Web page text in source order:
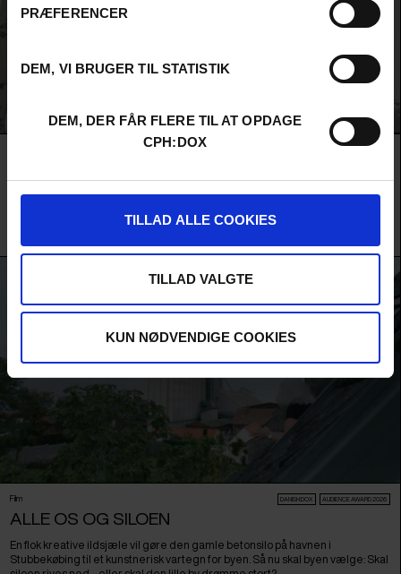
PRÆFERENCER
DEM, VI BRUGER TIL STATISTIK
DEM, DER FÅR FLERE TIL AT OPDAGE
CPH:DOX
TILLAD ALLE COOKIES
TILLAD VALGTE
KUN NØDVENDIGE COOKIES
En bølge af bibelske plager ramler sammen i det nordøstlige England, hvor
Brexit. En højaktuel udkantshistorie med stærk lokal kolorit.
Film DANISH:DOX AUDIENCE AWARD 2026
ALLE OS OG SILOEN
En flok kreative ildsjæle vil gøre den gamle betonsilo på havnen i
Stubbekøbing til et kunstnerisk vartegn for byen. Så nu skal byen vælge: Skal